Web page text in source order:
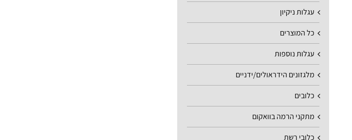
עגלות ניקיון
כל המוצרים
עגלות נוספות
מלגזונים הידראולים/ידניים
כלובים
מתקני הרמה בוואקום
כלובי רשת